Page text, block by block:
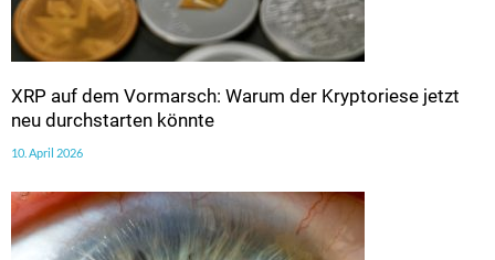
XRP auf dem Vormarsch: Warum der Kryptoriese jetzt
neu durchstarten könnte
10. April 2026